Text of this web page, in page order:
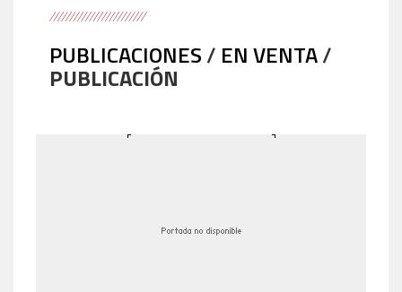
PUBLICACIONES/ EN VENTA/
PUBLICACIÓN